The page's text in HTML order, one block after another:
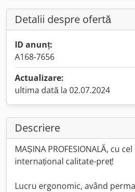
Detalii despre ofertă
ID anunț:
A168-7656
Actualizare:
ultima dată la 02.07.2024
Descriere
MAȘINA PROFESIONALĂ, cu
internațional calitate-preț!
Lucru ergonomic, având